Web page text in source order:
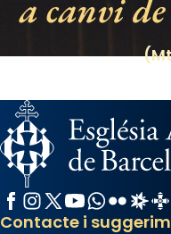
a canvi
Facebook
Instagram
X / Twitter
YouTube
WhatsApp
FlickrRadio
Contacte i